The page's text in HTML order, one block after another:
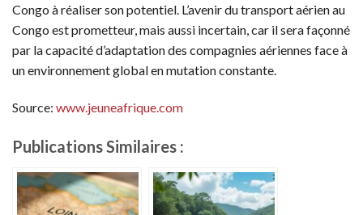
Congo à réaliser son potentiel. L’avenir du transport aérien au
Congo est prometteur, mais aussi incertain, car il sera façonné
par la capacité d’adaptation des compagnies aériennes face à
un environnement global en mutation constante.
Source: www.jeuneafrique.com
Publications Similaires :